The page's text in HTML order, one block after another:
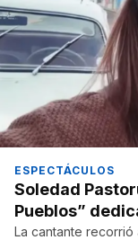
ESPECTÁCULOS
Soledad
Pueblos”
La cantante